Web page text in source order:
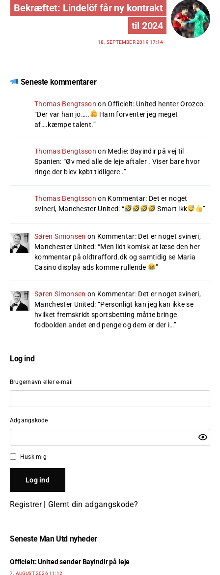
Bekræftet: Lindelöf får ny kontrakt
til 2024
18. SEPTEMBER 2019 17:14
Seneste kommentarer
Thomas Bengtsson onOfficielt: United henter Orozco:
“Der var han jo…..
Ham forventer jeg meget
af….kæmpe talent.”
Thomas Bengtsson on Medie: Bayindir på vej til
Spanien: “Øv med alle de leje aftaler . Viser bare hvor
ringe der blev købt tidligere .”
Thomas Bengtsson on Kommentar: Det er noget
svineri, Manchester United: “ Smart ikk ”
Søren Simonsen on Kommentar: Det er noget svineri,
Manchester United: “Men lidt komisk at læse den her
kommentar på oldtrafford.dk og samtidig se Maria
Casino display ads komme rullende
”
Søren Simonsen on Kommentar: Det er noget svineri,
Manchester United: “Personligt kan jeg kan ikke se
hvilket fremskridt sportsbetting måtte bringe
fodbolden andet end penge og dem er der i…”
Log ind
Brugernavn eller e-mail
Adgangskode
Husk mig
Registrer| Glemt din adgangskode?
Seneste Man Utd nyheder
Officielt: United sender Bayindir på leje
7. AUGUST 2026 11:12